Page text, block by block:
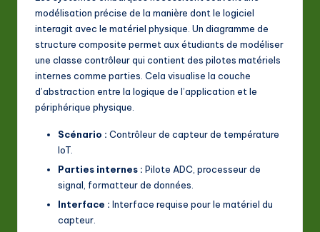
modélisation précise de la manière dont le logiciel
interagit avec le matériel physique. Un diagramme de
structure composite permet aux étudiants de modéliser
une classe contrôleur qui contient des pilotes matériels
internes comme parties. Cela visualise la couche
d’abstraction entre la logique de l’application et le
périphérique physique.
Scénario : Contrôleur de capteur de température
IoT.
Parties internes : Pilote ADC, processeur de
signal, formatteur de données.
Interface : Interface requise pour le matériel du
capteur.